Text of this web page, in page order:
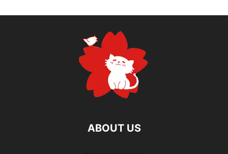
ABOUT US